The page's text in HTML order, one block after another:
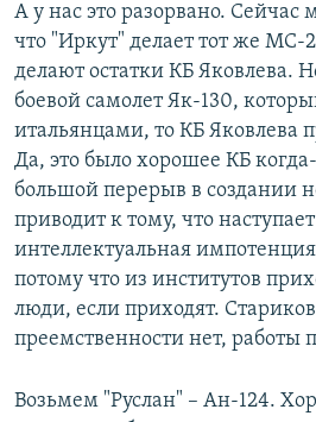
А у нас это разорвано. Сейчас
что "Иркут" делает тот же МС-
делают остатки КБ Яковлева.
боевой самолет Як-130,
итальянцами, то КБ Яковлева
Да, это было хорошее КБ
большой перерыв в создании
приводит к тому, что
интеллектуальная
потому что из институтов
люди, если приходят.
преемственности нет, работы
Возьмем "Руслан" – Ан-124.